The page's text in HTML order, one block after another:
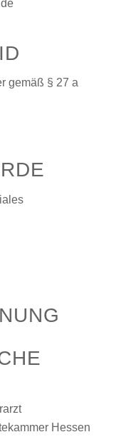
gemäß § 27 a
Hessen